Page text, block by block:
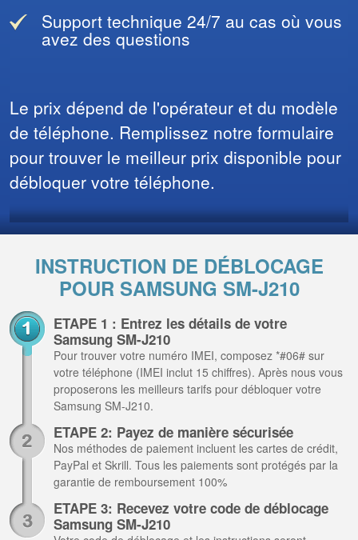
Support technique 24/7 au cas où vous
avez des questions
Le prix dépend de l'opérateur et du modèle
de téléphone. Remplissez notre formulaire
pour trouver le meilleur prix disponible pour
débloquer votre téléphone.
INSTRUCTION DE DÉBLOCAGE
POUR SAMSUNG SM-J210
ETAPE 1 : Entrez les détails de votre
Samsung SM-J210
Pour trouver votre numéro IMEI, composez *#06# sur
votre téléphone (IMEI inclut 15 chiffres). Après nous vous
proposerons les meilleurs tarifs pour débloquer votre
Samsung SM-J210.
ETAPE 2: Payez de manière sécurisée
Nos méthodes de paiement incluent les cartes de crédit,
PayPal et Skrill. Tous les paiements sont protégés par la
garantie de remboursement 100%
ETAPE 3: Recevez votre code de déblocage
Samsung SM-J210